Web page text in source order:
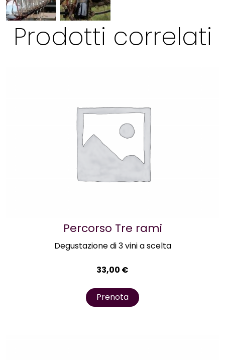
Prodotti correlati
Percorso Tre rami
Degustazione di 3 vini a scelta
33,00 €
Prenota